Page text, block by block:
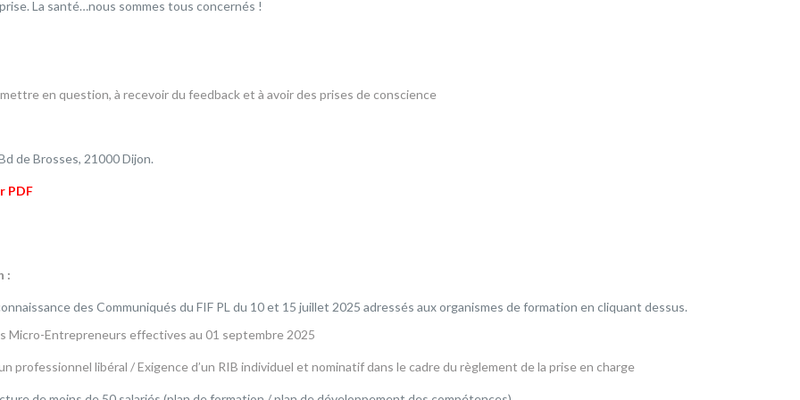
La santé…nous sommes tous concernés !
en question, à recevoir du feedback et à avoir des prises de conscience
de Brosses, 21000 Dijon.
PDF
:
des Communiqués du FIF PL du 10 et 15 juillet 2025 adressés aux organismes de formation en cliquant dessus.
Micro-Entrepreneurs effectives au 01 septembre 2025
professionnel libéral / Exigence d’un RIB individuel et nominatif dans le cadre du règlement de la prise en charge